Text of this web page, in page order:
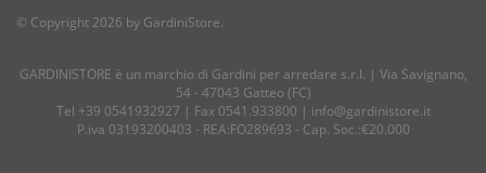
© Copyright 2026 by GardiniStore.
GARDINISTORE è un marchio di Gardini per arredare s.r.l. | Via Savignano,
54 - 47043 Gatteo (FC)
Tel +39 0541932927 | Fax 0541.933800 | info@gardinistore.it
P.iva 03193200403 - REA:FO289693 - Cap. Soc.:€20.000